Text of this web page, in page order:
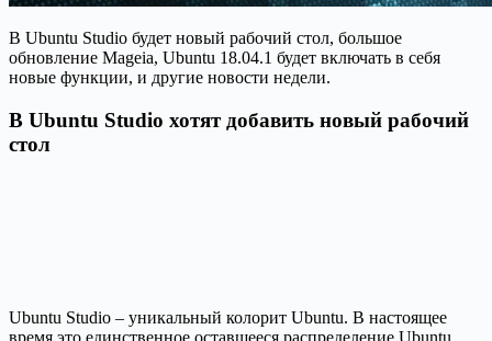
В Ubuntu Studio будет новый рабочий стол, большое
обновление Mageia, Ubuntu 18.04.1 будет включать в себя
новые функции, и другие новости недели.
В Ubuntu Studio хотят добавить новый рабочий
стол
Ubuntu Studio – уникальный колорит Ubuntu. В настоящее